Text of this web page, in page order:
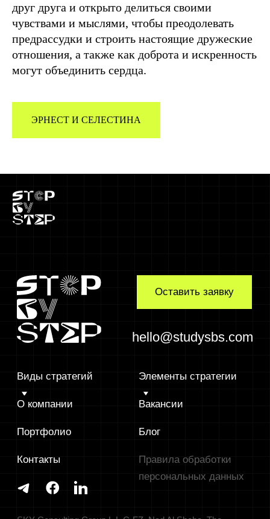
друг друга и открыто делиться своими
чувствами и мыслями, чтобы преодолевать
предрассудки и строить настоящие дружеские
отношения, а также как доброта и искренность
могут объединить сердца.
ЭРНЕСТ И СЕЛЕСТИНА